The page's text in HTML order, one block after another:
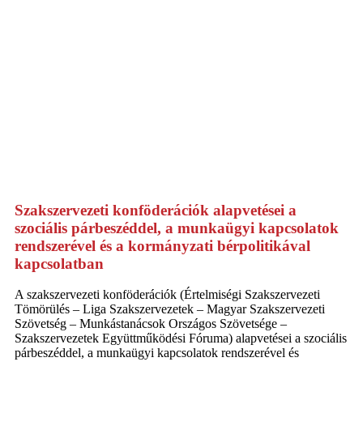
Szakszervezeti konföderációk alapvetései a
szociális párbeszéddel, a munkaügyi kapcsolatok
rendszerével és a kormányzati bérpolitikával
kapcsolatban
A szakszervezeti konföderációk (Értelmiségi Szakszervezeti
Tömörülés – Liga Szakszervezetek – Magyar Szakszervezeti
Szövetség – Munkástanácsok Országos Szövetsége –
Szakszervezetek Együttműködési Fóruma) alapvetései a szociális
párbeszéddel, a munkaügyi kapcsolatok rendszerével és